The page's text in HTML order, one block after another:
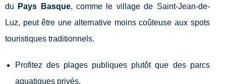
du
Pays Basque, comme le village de Saint-Jean-de-
Luz, peut être une alternative moins coûteuse aux spots
touristiques traditionnels.
Profitez des plages publiques plutôt que des parcs
aquatiques privés.